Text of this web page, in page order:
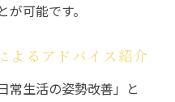
可能です。
よるアドバイス紹介
常生活の姿勢改善」と